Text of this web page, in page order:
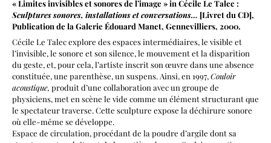
« Limites invisibles et sonores de l’image » in Cécile Le Talec :
Sculptures sonores, installations et conversations… [Livret du CD],
Publication de la Galerie Édouard Manet, Gennevilliers, 2000.
Cécile Le Talec explore des espaces intermédiaires, le visible et
l’invisible, le sonore et son silence, le mouvement et la disparition
du geste, et, pour cela, l’artiste inscrit son œuvre dans une absence
constituée, une parenthèse, un suspens. Ainsi, en 1997,Couloir
acoustique, produit d’une collaboration avec un groupe de
physiciens, met en scène le vide comme un élément structurant que
le spectateur traverse. Cette sculpture expose la déchirure sonore
où elle-même se développe.
Espace de circulation, procédant de la poudre d’argile dont sa